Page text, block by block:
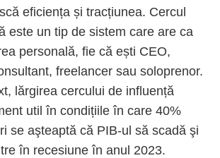
eficiența și tracțiunea. Cercul
este un tip de sistem care are ca
personală, fie că ești CEO,
freelancer sau soloprenor.
lărgirea cercului de influență
util în condițiile în care 40%
se aşteaptă că PIB-ul să scadă şi
în recesiune în anul 2023.